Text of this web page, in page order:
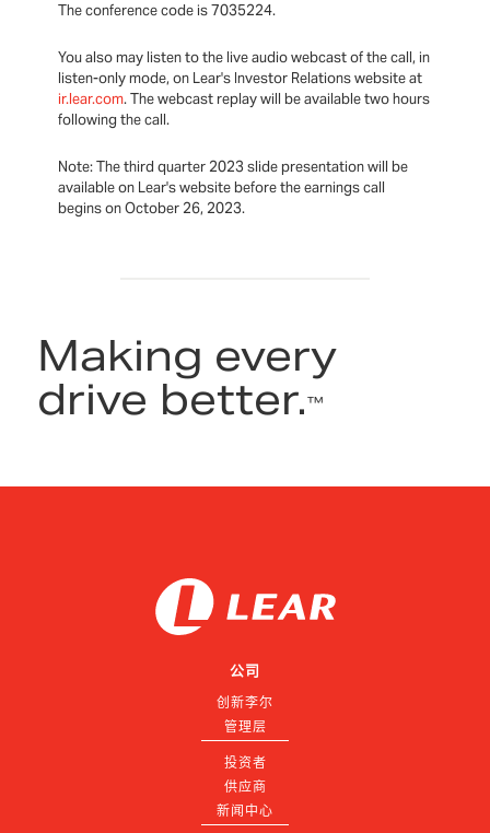
The conference code is 7035224.
You also may listen to the live audio webcast of the call, in
listen-only mode, on Lear's Investor Relations website at
ir.lear.com. The webcast replay will be available two hours
following the call.
Note: The third quarter 2023 slide presentation will be
available on Lear's website before the earnings call
begins on October 26, 2023.
Making every
drive better.™
公司
创新李尔
管理层
投资者
供应商
新闻中心